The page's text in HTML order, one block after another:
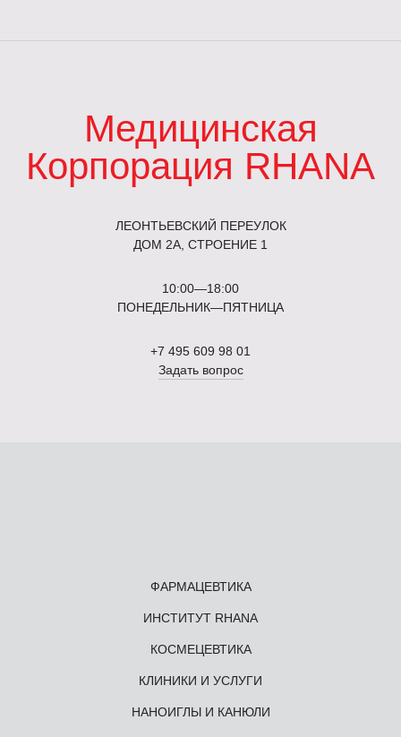
Медицинская
Корпорация RHANA
ЛЕОНТЬЕВСКИЙ ПЕРЕУЛОК
ДОМ 2А, СТРОЕНИЕ 1
10:00—18:00
ПОНЕДЕЛЬНИК—ПЯТНИЦА
+7 495 609 98 01
Задать вопрос
ФАРМАЦЕВТИКА
ИНСТИТУТ RHANA
КОСМЕЦЕВТИКА
КЛИНИКИ И УСЛУГИ
НАНОИГЛЫ И КАНЮЛИ